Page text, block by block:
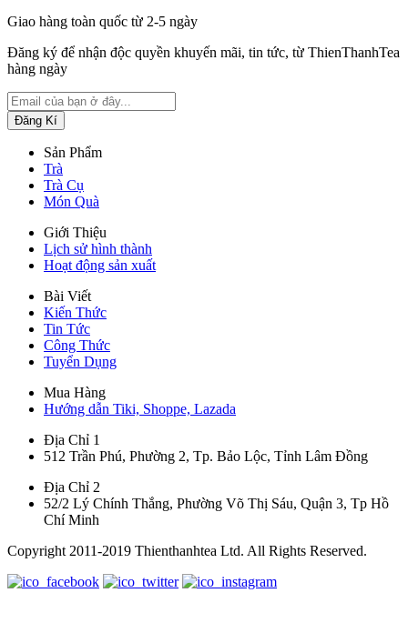
Giao hàng toàn quốc từ 2-5 ngày
Đăng ký để nhận độc quyền khuyến mãi, tin tức, từ ThienThanhTea
hàng ngày
Sản Phẩm
Trà
Trà Cụ
Món Quà
Giới Thiệu
Lịch sử hình thành
Hoạt động sản xuất
Bài Viết
Kiến Thức
Tin Tức
Công Thức
Tuyển Dụng
Mua Hàng
Hướng dẫn Tiki, Shoppe, Lazada
Địa Chỉ 1
512 Trần Phú, Phường 2, Tp. Bảo Lộc, Tỉnh Lâm Đồng
Địa Chỉ 2
52/2 Lý Chính Thắng, Phường Võ Thị Sáu, Quận 3, Tp Hồ
Chí Minh
Copyright 2011-2019 Thienthanhtea Ltd. All Rights Reserved.